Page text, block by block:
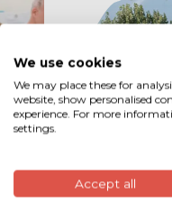
We use cookies
We may place these for
website, show personalised
experience. For more
settings.
Accept all